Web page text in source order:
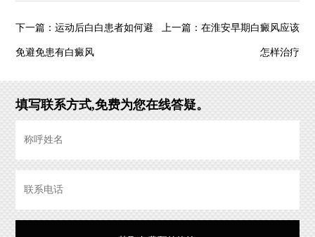
下一篇：运动后白白患者如何避
免避免患有白癜风
上一篇： 在淮安早期白癜风应该
怎样治疗
填写联系方式,免费为您在线答疑。